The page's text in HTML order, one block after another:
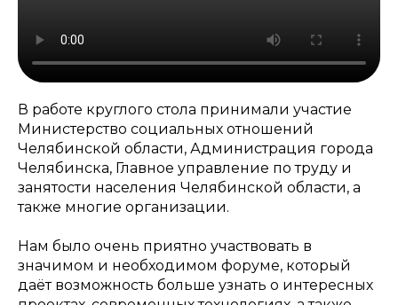
В работе круглого стола принимали участие
Министерство социальных отношений
Челябинской области, Администрация города
Челябинска, Главное управление по труду и
занятости населения Челябинской области, а
также многие организации.
Нам было очень приятно участвовать в
значимом и необходимом форуме, который
даёт возможность больше узнать о интересных